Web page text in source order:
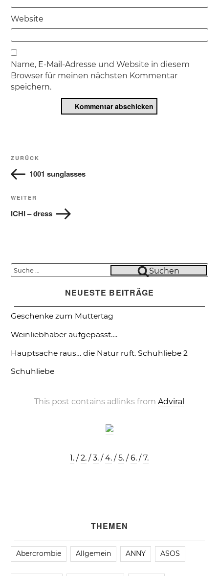
Website
Name, E-Mail-Adresse und Website in diesem
Browser für meinen nächsten Kommentar
speichern.
Beitragsnavigation
Vorheriger
Beitrag
ZURÜCK
1001 sunglasses
Nächster
Beitrag
WEITER
ICHI – dress
Suche
Suchen
NEUESTE BEITRÄGE
Geschenke zum Muttertag
Weinliebhaber aufgepasst….
Hauptsache raus… die Natur ruft. Schuhliebe 2
Schuhliebe
This post contains adlinks fromAdviral
1. /2. /3. /4. /5. /6. /7.
THEMEN
Abercrombie Allgemein ANNY ASOS